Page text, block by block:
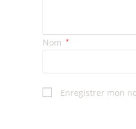
Nom *
Enregistrer mon